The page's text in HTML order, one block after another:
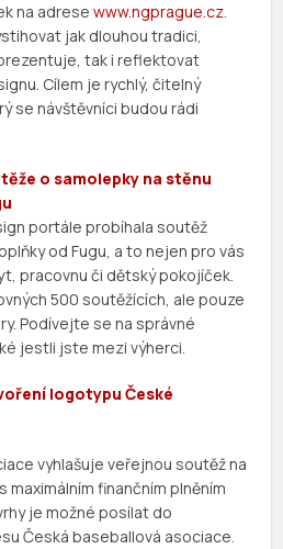
na adresewww.ngprague.cz.
jak dlouhou tradici,
tak i reflektovat
Cílem je rychlý, čitelný
se návštěvníci budou rádi
o samolepky na stěnu
portále probíhala soutěž
od Fugu, a to nejen pro vás
pracovnu či dětský pokojíček.
500 soutěžících, ale pouze
Podívejte se na správné
jestli jste mezi výherci.
logotypu České
vyhlašuje veřejnou soutěž na
maximálním finančním plněním
je možné posílat do
Česká baseballová asociace.